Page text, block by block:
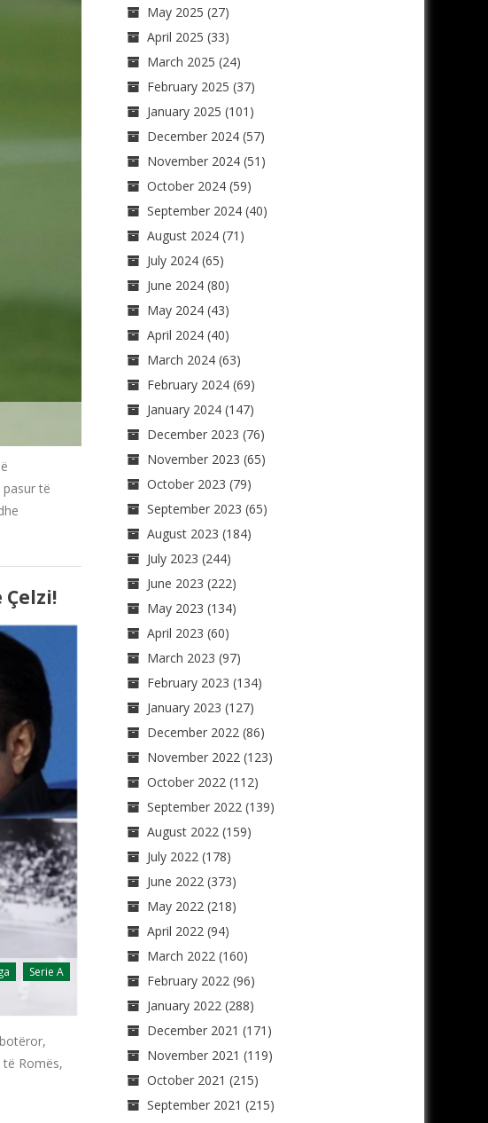
të
Serie A
Romës,
May 2025 (27)
April 2025 (33)
March 2025 (24)
February 2025 (37)
January 2025 (101)
December 2024(57)
November 2024(51)
October 2024(59)
September 2024(40)
August 2024(71)
July 2024(65)
June 2024(80)
May 2024(43)
April 2024(40)
March 2024(63)
February 2024(69)
January 2024(147)
December 2023 (76)
November 2023 (65)
October 2023 (79)
September 2023 (65)
August 2023 (184)
July 2023 (244)
June 2023 (222)
May 2023 (134)
April 2023 (60)
March 2023 (97)
February 2023 (134)
January 2023 (127)
December 2022(86)
November 2022(123)
October 2022(112)
September 2022(139)
August 2022(159)
July 2022(178)
June 2022(373)
May 2022(218)
April 2022(94)
March 2022(160)
February 2022(96)
January 2022(288)
December 2021 (171)
November 2021 (119)
October 2021 (215)
September 2021 (215)